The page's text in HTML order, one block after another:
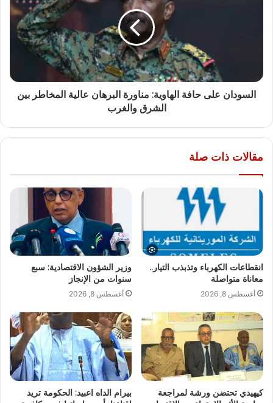
السودان على حافة الهاوية: مناورة البرهان عالية المخاطر بين
الشرق والغرب
مقالات ذات صلة
انقطاعات الكهرباء وتذبذب التيار..
معاناة متواصلة
أغسطس 8, 2026
وزير الشؤون الاقتصادية: سبع
سنوات من الإنجاز
أغسطس 8, 2026
كيهيدي تحتضن ورشة لمراجعة
بيرام الداه اعبيد: الحكومة تريد